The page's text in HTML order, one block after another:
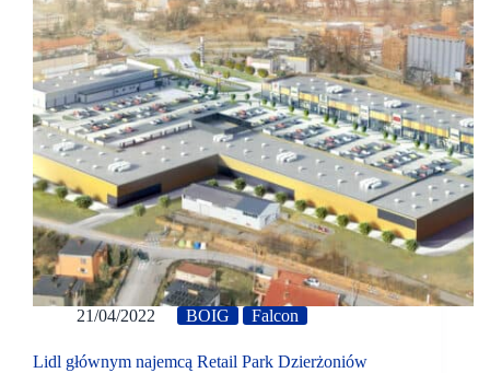
21/04/2022 BOIG Falcon
Lidl głównym najemcą Retail Park Dzierżoniów